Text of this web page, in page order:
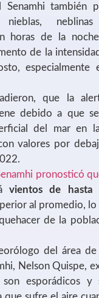
Senamhi también
horas de la
de la
especialmente
que la
debido a que
del mar en
valores por
pronosticó
vientos de hasta
al promedio, lo
de la
del área
Nelson Quispe,
son esporádicos